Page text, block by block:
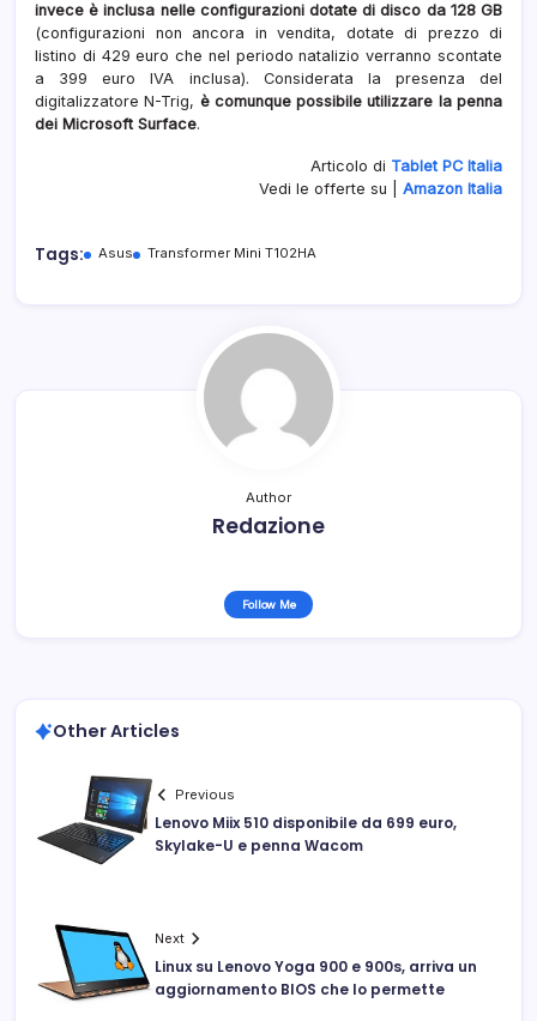
invece è inclusa nelle configurazioni dotate di disco da 128 GB
(configurazioni non ancora in vendita, dotate di prezzo di
listino di 429 euro che nel periodo natalizio verranno scontate
a 399 euro IVA inclusa). Considerata la presenza del
digitalizzatore N-Trig, è comunque possibile utilizzare la penna
dei Microsoft Surface.
Articolo di Tablet PC Italia
Vedi le offerte su | Amazon Italia
Tags: Asus Transformer Mini T102HA
Author
Redazione
Follow Me
Other Articles
Previous
Lenovo Miix 510 disponibile da 699 euro,
Skylake-U e penna Wacom
Next
Linux su Lenovo Yoga 900 e 900s, arriva un
aggiornamento BIOS che lo permette